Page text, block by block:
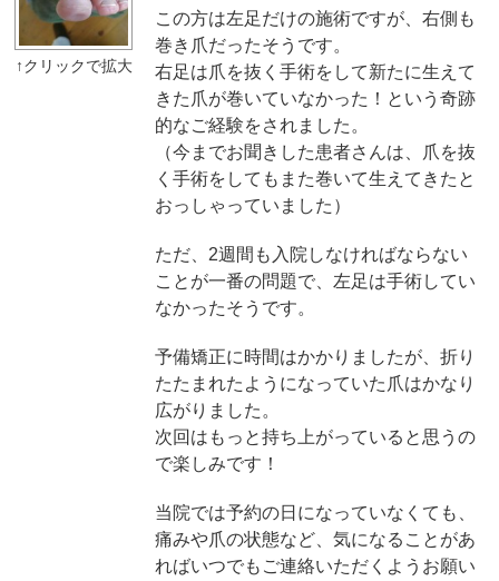
この方は左足だけの施術ですが、右側も
巻き爪だったそうです。
右足は爪を抜く手術をして新たに生えて
きた爪が巻いていなかった！という奇跡
的なご経験をされました。
（今までお聞きした患者さんは、爪を抜
く手術をしてもまた巻いて生えてきたと
おっしゃっていました）
ただ、2週間も入院しなければならない
ことが一番の問題で、左足は手術してい
なかったそうです。
予備矯正に時間はかかりましたが、折り
たたまれたようになっていた爪はかなり
広がりました。
次回はもっと持ち上がっていると思うの
で楽しみです！
当院では予約の日になっていなくても、
痛みや爪の状態など、気になることがあ
ればいつでもご連絡いただくようお願い